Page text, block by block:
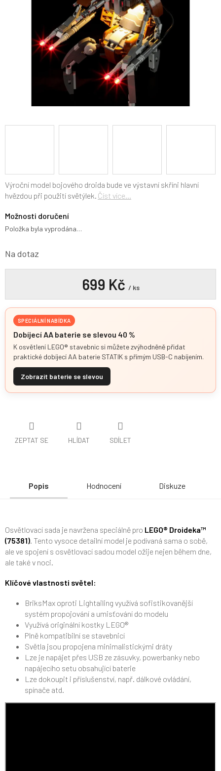
Na dotaz
Možnosti doručení
Položka byla vyprodána…
Výroční model bojového droida bude ve výstavní skříni hlavní
hvězdou při použití světýlek. Číst více...
SPECIÁLNÍ NABÍDKA
Dobíjecí AA baterie se slevou 40 %
K osvětlení LEGO® stavebnic si můžete zvýhodněně přidat
praktické dobíjecí AA baterie STATIK s přímým USB-C nabíjením.
Zobrazit baterie se slevou
ZEPTAT SE HLÍDAT SDÍLET
699 Kč / ks
Popis Hodnocení Diskuze
Osvětlovací sada je navržena speciálně pro LEGO® Droideka™
(75381). Tento vysoce detailní model je podívaná sama o sobě,
ale ve spojení s osvětlovací sadou model ožije nejen během dne,
ale také v noci.
Klíčové vlastnosti světel:
BriksMax oproti Lightailing využívá sofistikovanější
systém propojování a umisťování do modelu
Využívá originální kostky LEGO®
Plně kompatibilní se stavebnicí
Světla jsou propojena minimalistickými dráty
Lze je napájet přes USB ze zásuvky, powerbanky nebo
napájecího setu obsahující baterie
Lze dokoupit i příslušenství, např. dálkové ovládání,
spínače atd.